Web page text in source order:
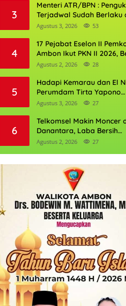
3
Menteri ATR/BPN :
Terjadwal Sudah Berlaku
Kantor Pertanahan
Agustus 3, 2026 53
4
17 Pejabat Eselon II
Ambon Ikut PKN II 2026,
Daftarnya
Agustus 2, 2026 28
5
Hadapi Kemarau dan El
Perumdam Tirta Yapono
Perkuat Cadangan Air
Agustus 3, 2026 27
6
Telkomsel Makin Moncer
Danantara, Laba Bersih
Semester I 2026 Tembus
Agustus 2, 2026 27